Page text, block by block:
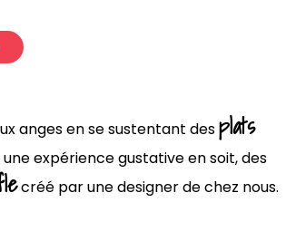
anges en se sustentant desplats
expérience gustative en soit, des
créé par une designer de chez nous.